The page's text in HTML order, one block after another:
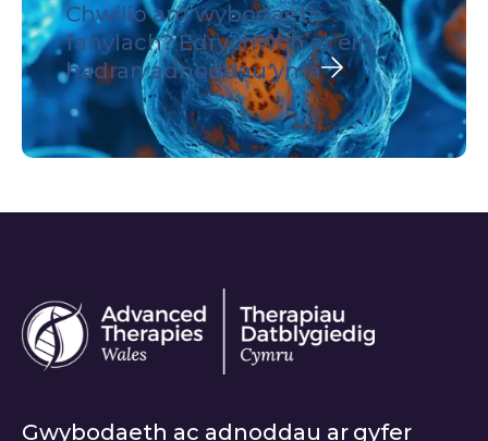
Chwilio am wybodaeth
fanylach?Edrychwch ar ein
hadran adnoddau yma
Gwybodaeth ac adnoddau ar gyfer